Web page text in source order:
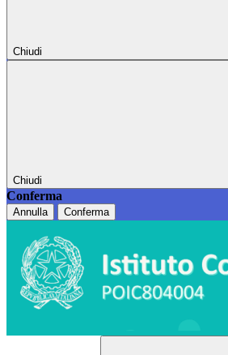
Chiudi
Chiudi
Conferma
Annulla Conferma